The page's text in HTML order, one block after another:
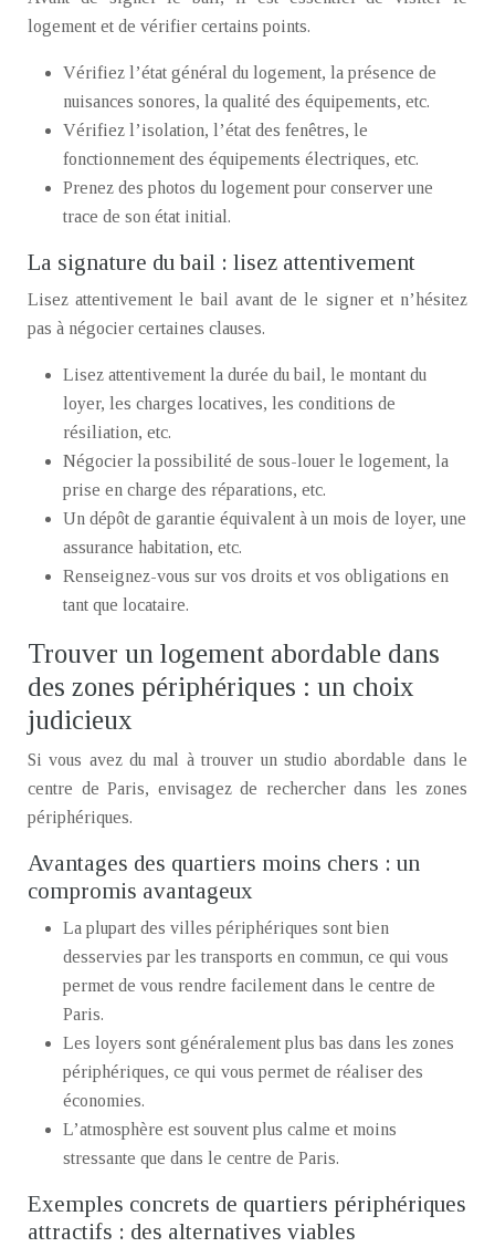
logement et de vérifier certains points.
Vérifiez l’état général du logement, la présence de
nuisances sonores, la qualité des équipements, etc.
Vérifiez l’isolation, l’état des fenêtres, le
fonctionnement des équipements électriques, etc.
Prenez des photos du logement pour conserver une
trace de son état initial.
La signature du bail : lisez attentivement
Lisez attentivement le bail avant de le signer et n’hésitez
pas à négocier certaines clauses.
Lisez attentivement la durée du bail, le montant du
loyer, les charges locatives, les conditions de
résiliation, etc.
Négocier la possibilité de sous-louer le logement, la
prise en charge des réparations, etc.
Un dépôt de garantie équivalent à un mois de loyer, une
assurance habitation, etc.
Renseignez-vous sur vos droits et vos obligations en
tant que locataire.
Trouver un logement abordable dans
des zones périphériques : un choix
judicieux
Si vous avez du mal à trouver un studio abordable dans le
centre de Paris, envisagez de rechercher dans les zones
périphériques.
Avantages des quartiers moins chers : un
compromis avantageux
La plupart des villes périphériques sont bien
desservies par les transports en commun, ce qui vous
permet de vous rendre facilement dans le centre de
Paris.
Les loyers sont généralement plus bas dans les zones
périphériques, ce qui vous permet de réaliser des
économies.
L’atmosphère est souvent plus calme et moins
stressante que dans le centre de Paris.
Exemples concrets de quartiers périphériques
attractifs : des alternatives viables